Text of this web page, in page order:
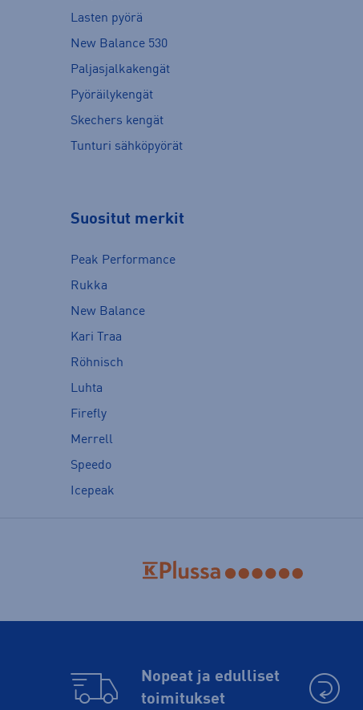
Lasten pyörä
New Balance 530
Paljasjalkakengät
Pyöräilykengät
Skechers kengät
Tunturi sähköpyörät
Suositut merkit
Peak Performance
Rukka
New Balance
Kari Traa
Röhnisch
Luhta
Firefly
Merrell
Speedo
Icepeak
Nopeat ja edulliset
toimitukset